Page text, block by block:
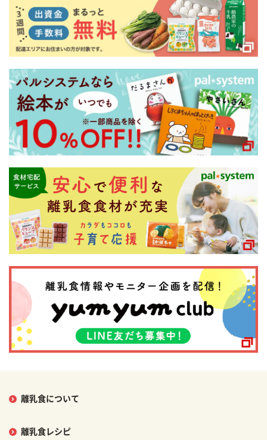
離乳食について
離乳食レシピ